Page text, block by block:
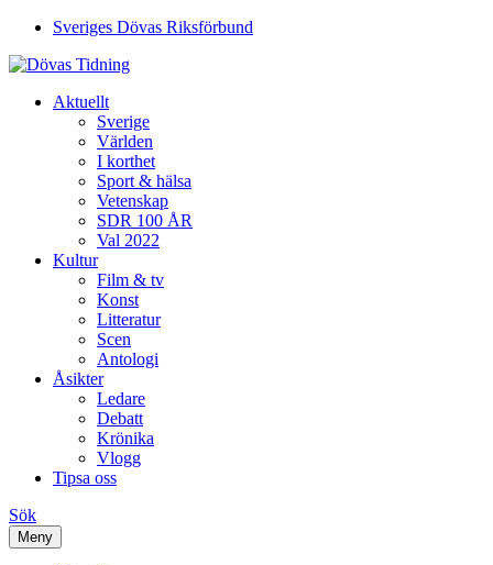
Sveriges Dövas Riksförbund
Aktuellt
Sverige
Världen
I korthet
Sport & hälsa
Vetenskap
SDR 100 ÅR
Val 2022
Kultur
Film & tv
Konst
Litteratur
Scen
Antologi
Åsikter
Ledare
Debatt
Krönika
Vlogg
Tipsa oss
Sök
Meny